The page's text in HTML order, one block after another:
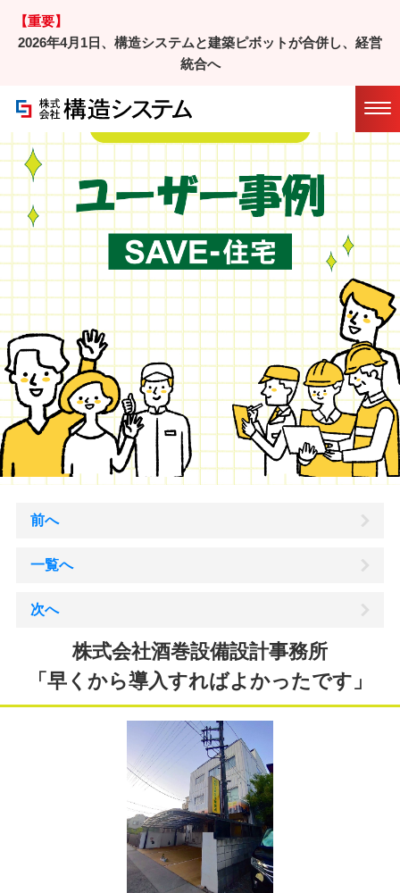
【重要】
2026年4月1日、構造システムと建築ピボットが合併し、経営
統合へ
/ ユーザー事例②
前へ
一覧へ
次へ
株式会社酒巻設備設計事務所
「早くから導入すればよかったです」